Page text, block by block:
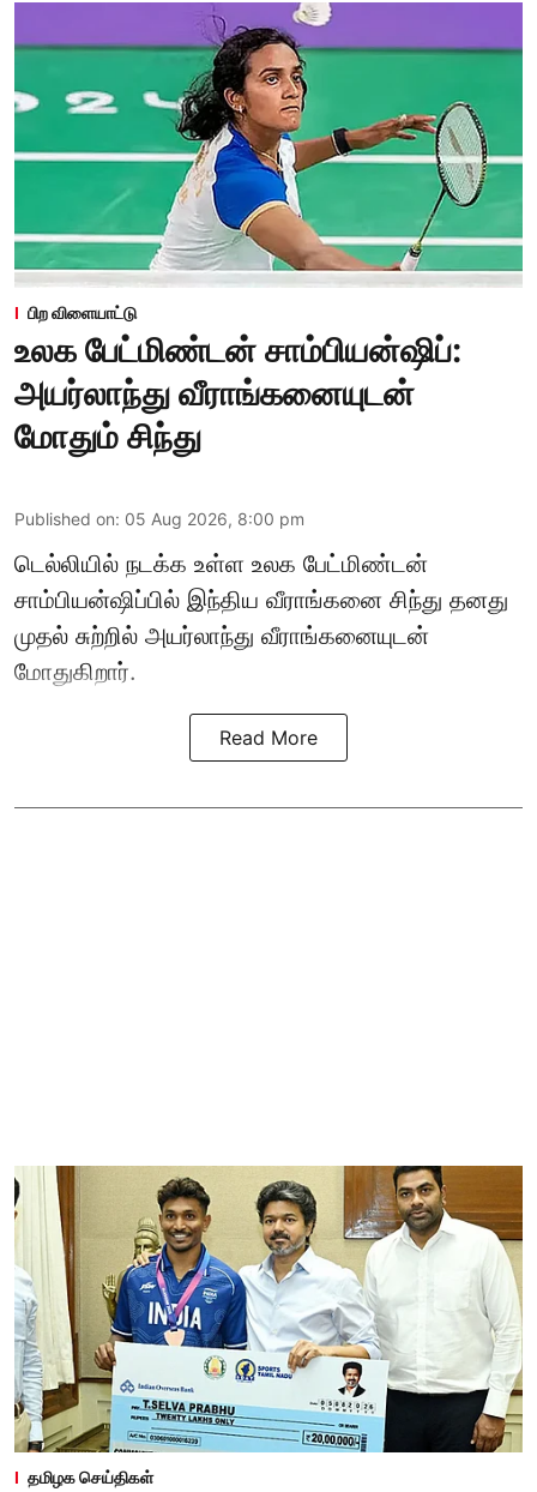
பிற விளையாட்டு
உலக பேட்மிண்டன் சாம்பியன்ஷிப்:
அயர்லாந்து வீராங்கனையுடன்
மோதும் சிந்து
Published on: 05 Aug 2026, 8:00 pm
டெல்லியில் நடக்க உள்ள உலக பேட்மிண்டன்
சாம்பியன்ஷிப்பில் இந்திய வீராங்கனை சிந்து தனது
முதல் சுற்றில் அயர்லாந்து வீராங்கனையுடன்
மோதுகிறார்.
Read More
தமிழக செய்திகள்